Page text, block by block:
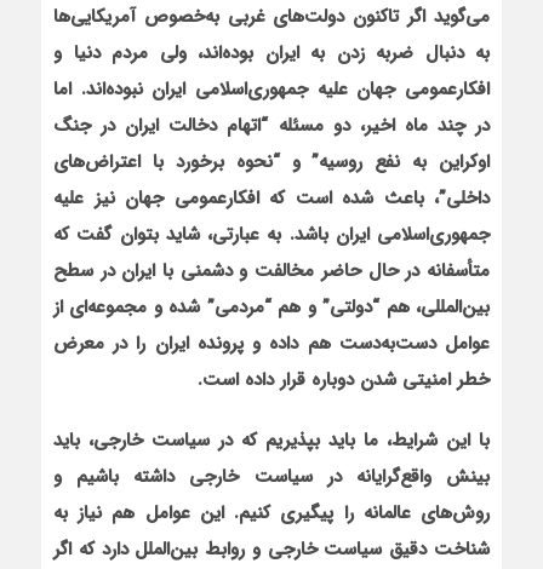
می‌گوید اگر تاکنون دولت‌هاي غربي به‌خصوص آمريكايي‌ها
به دنبال ضربه زدن به ايران بوده‌اند، ولی مردم دنيا و
افكارعمومي جهان عليه جمهوري‌اسلامي ايران نبوده‌اند. اما
در چند ماه اخير، دو مسئله “اتهام دخالت ايران در جنگ
اوكراين به نفع روسيه” و “نحوه برخورد با اعتراض‌هاي
داخلي”، باعث شده است كه افكارعمومي جهان نیز عليه
جمهوري‌اسلامي ايران باشد. به عبارتی، شايد بتوان گفت كه
متأسفانه در حال حاضر مخالفت و دشمني با ايران در سطح
بين‌المللي، هم “دولتي” و هم “مردمي” شده و مجموعه‌اي از
عوامل دست‌به‌دست هم داده و پرونده ايران را در معرض
خطر امنيتي شدن دوباره قرار داده است.
با این شرایط، ما باید بپذیریم که در سياست خارجي، بايد
بينش واقع‌گرايانه در سياست خارجي داشته باشیم و
روش‌هاي عالمانه را پيگيري كنيم. اين عوامل هم نياز به
شناخت دقيق سياست خارجي و روابط بين‌الملل دارد كه اگر